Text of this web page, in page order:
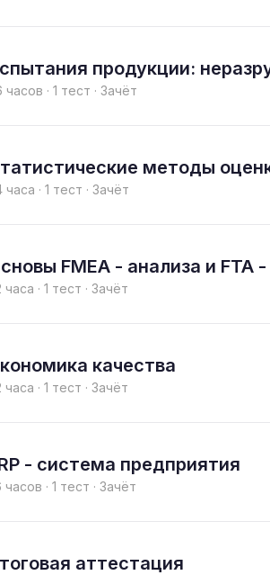
продукции:
часов · 1 тест · Зачёт
методы
часа · 1 тест · Зачёт
FMEA - анализа и FTA
часа · 1 тест · Зачёт
качества
часа · 1 тест · Зачёт
- система предприятия
часов · 1 тест · Зачёт
аттестация